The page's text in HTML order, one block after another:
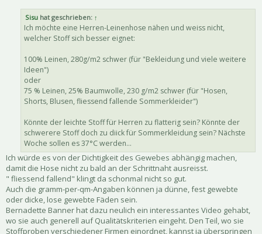
Sisu hat geschrieben: ↑
Ich möchte eine Herren-Leinenhose nähen und weiss nicht,
welcher Stoff sich besser eignet:
100% Leinen, 280g/m2 schwer (für "Bekleidung und viele weitere
Ideen")
oder
75 % Leinen, 25% Baumwolle, 230 g/m2 schwer (für "Hosen,
Shorts, Blusen, fliessend fallende Sommerkleider")
Könnte der leichte Stoff für Herren zu flatterig sein? Könnte der
schwerere Stoff doch zu diick für Sommerkleidung sein? Nächste
Woche sollen es 37°C werden...
Ich würde es von der Dichtigkeit des Gewebes abhängig machen,
damit die Hose nicht zu bald an der Schrittnaht ausreisst.
" fliessend fallend" klingt da schonmal nicht so gut.
Auch die gramm-per-qm-Angaben können ja dünne, fest gewebte
oder dicke, lose gewebte Fäden sein.
Bernadette Banner hat dazu neulich ein interessantes Video gehabt,
wo sie auch generell auf Qualitätskriterien eingeht. Den Teil, wo sie
Stoffproben verschiedener Firmen einordnet, kannst ja überspringen